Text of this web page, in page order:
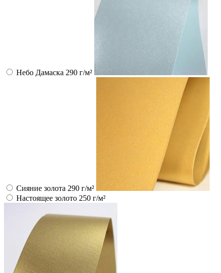
Небо Дамаска 290 г/м²
Сияние золота 290 г/м²
Настоящее золото 250 г/м²